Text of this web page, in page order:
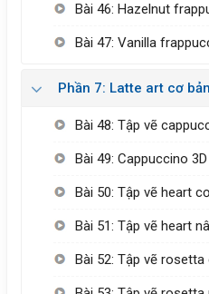
Bài 46: Hazelnut
Bài 47: Vanilla
Phần 7: Latte art cơ
Bài 48: Tập vẽ
Bài 49: Cappuccino
Bài 50: Tập vẽ heart
Bài 51: Tập vẽ heart
Bài 52: Tập vẽ rosetta